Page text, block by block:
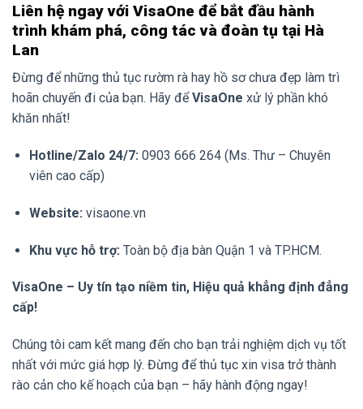
Liên hệ ngay với VisaOne để bắt đầu hành
trình khám phá, công tác và đoàn tụ tại Hà
Lan
Đừng để những thủ tục rườm rà hay hồ sơ chưa đẹp làm trì
hoãn chuyến đi của bạn. Hãy đểVisaOne xử lý phần khó
khăn nhất!
Hotline/Zalo 24/7: 0903 666 264 (Ms. Thư – Chuyên
viên cao cấp)
Website: visaone.vn
Khu vực hỗ trợ: Toàn bộ địa bàn Quận 1 và TP.HCM.
VisaOne – Uy tín tạo niềm tin, Hiệu quả khẳng định đẳng
cấp!
Chúng tôi cam kết mang đến cho bạn trải nghiệm dịch vụ tốt
nhất với mức giá hợp lý. Đừng để thủ tục xin visa trở thành
rào cản cho kế hoạch của bạn – hãy hành động ngay!